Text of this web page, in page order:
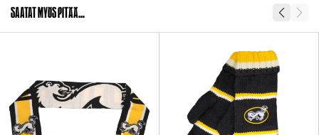
SKU
Saatat myös pitää...